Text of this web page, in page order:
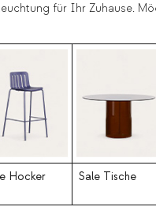
für Ihr Zuhause.
Hocker Sale Tische